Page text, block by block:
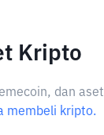
Kripto
dan
membeli kripto.